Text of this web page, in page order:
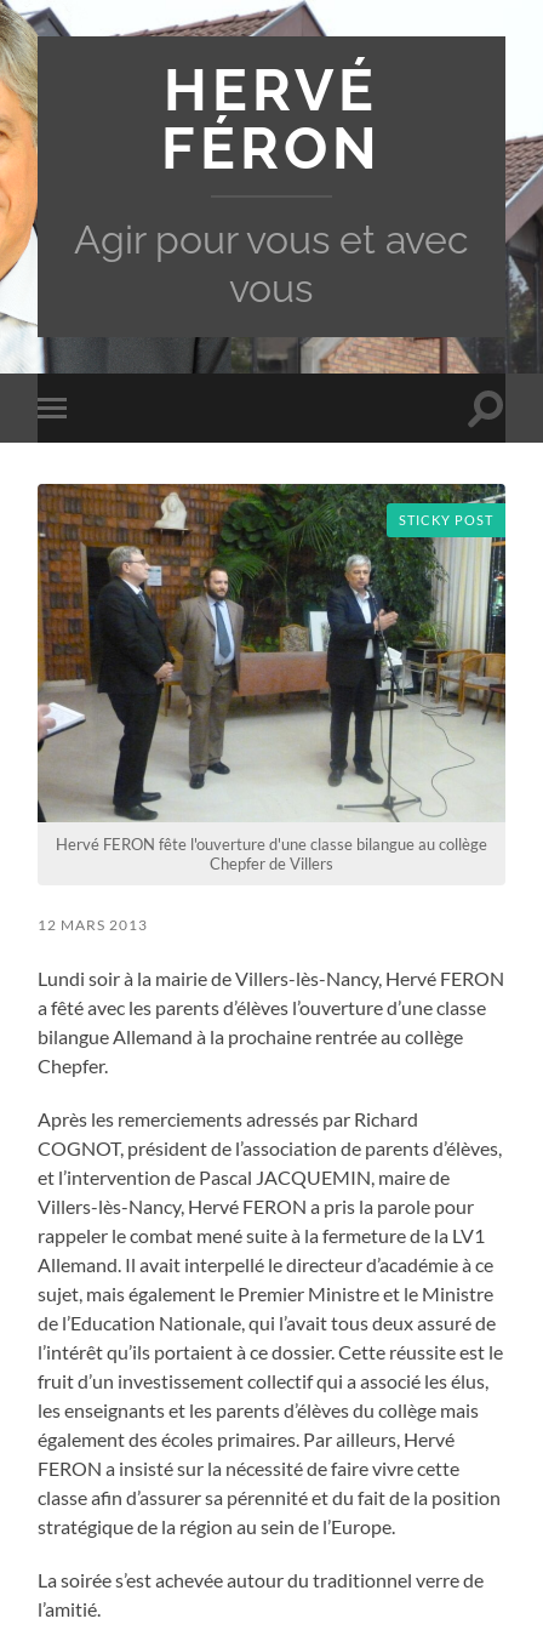
HERVÉ
FÉRON
Agir pour vous et avec
vous
Toggle
mobile
Toggle
STICKY POST
Hervé FERON fête l'ouverture d'une classe bilangue au collège
Chepfer de Villers
12 MARS 2013
Lundi soir à la mairie de Villers-lès-Nancy, Hervé FERON
a fêté avec les parents d’élèves l’ouverture d’une classe
bilangue Allemand à la prochaine rentrée au collège
Chepfer.
Après les remerciements adressés par Richard
COGNOT, président de l’association de parents d’élèves,
et l’intervention de Pascal JACQUEMIN, maire de
Villers-lès-Nancy, Hervé FERON a pris la parole pour
rappeler le combat mené suite à la fermeture de la LV1
Allemand. Il avait interpellé le directeur d’académie à ce
sujet, mais également le Premier Ministre et le Ministre
de l’Education Nationale, qui l’avait tous deux assuré de
l’intérêt qu’ils portaient à ce dossier. Cette réussite est le
fruit d’un investissement collectif qui a associé les élus,
les enseignants et les parents d’élèves du collège mais
également des écoles primaires. Par ailleurs, Hervé
FERON a insisté sur la nécessité de faire vivre cette
classe afin d’assurer sa pérennité et du fait de la position
stratégique de la région au sein de l’Europe.
La soirée s’est achevée autour du traditionnel verre de
l’amitié.